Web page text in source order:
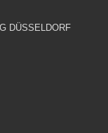
DÜSSELDORF